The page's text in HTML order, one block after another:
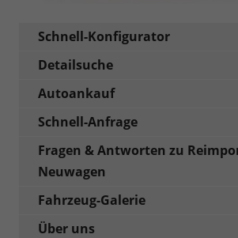
Schnell-Konfigurator
Detailsuche
Autoankauf
Schnell-Anfrage
Fragen & Antworten zu
Neuwagen
Fahrzeug-Galerie
Über uns